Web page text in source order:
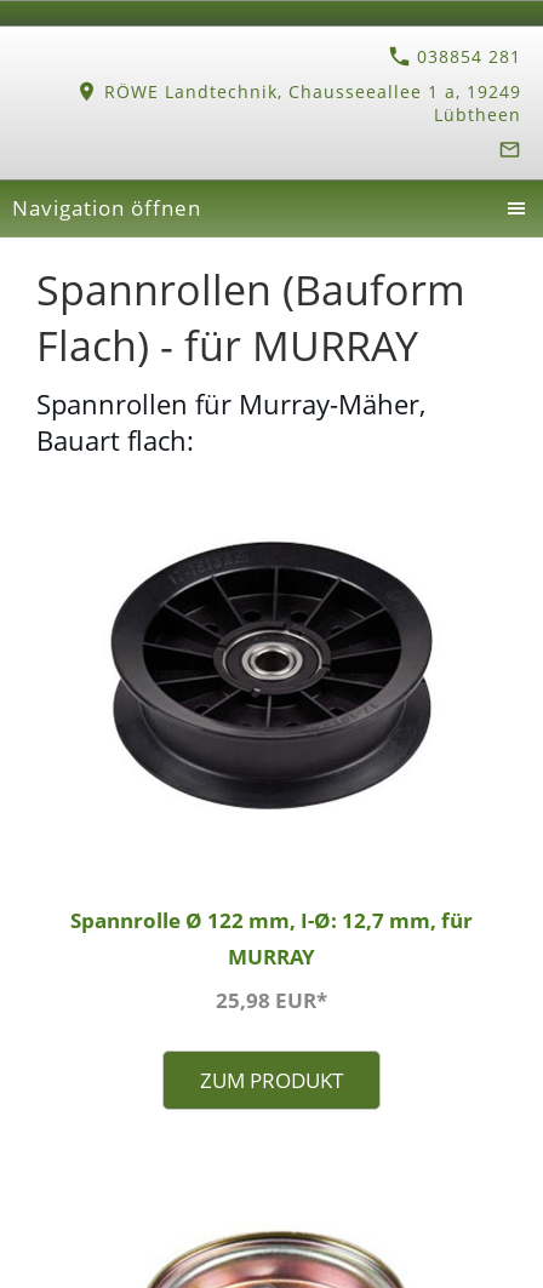
038854 281
RÖWE Landtechnik, Chausseeallee 1 a, 19249
Lübtheen
Navigation öffnen
Spannrollen (Bauform
Flach) - für MURRAY
Spannrollen für Murray-Mäher,
Bauart flach:
Spannrolle Ø 122 mm, I-Ø: 12,7 mm, für
MURRAY
25,98 EUR*
ZUM PRODUKT